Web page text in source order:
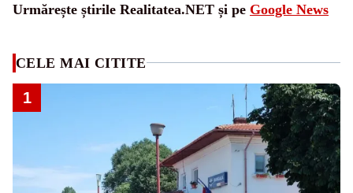
Urmărește știrile Realitatea.NET și pe Google News
CELE MAI CITITE
1